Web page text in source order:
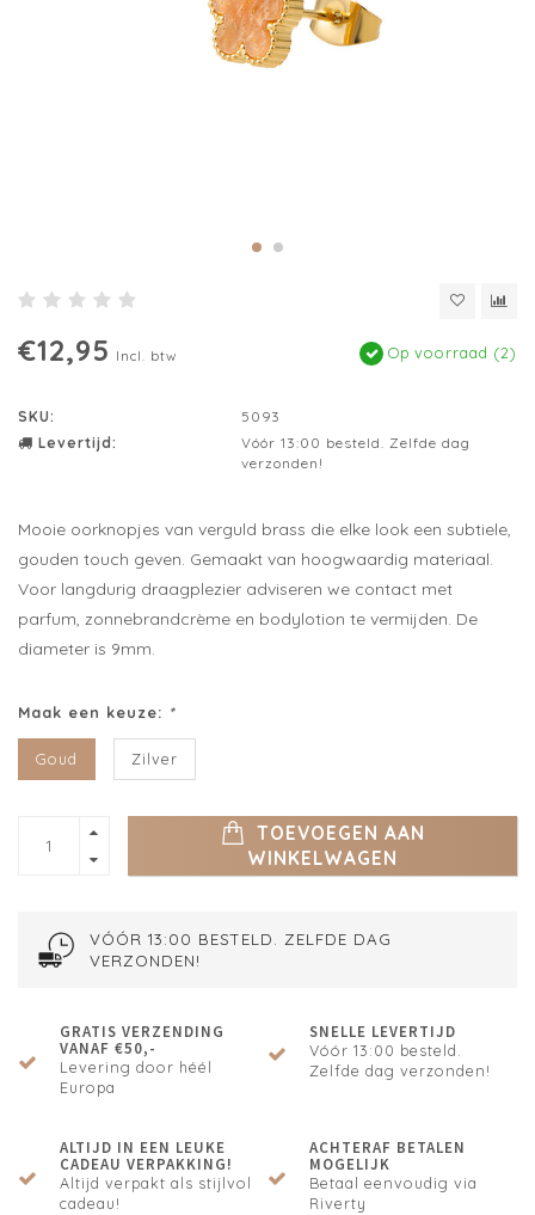
€12,95 Incl. btw Op voorraad (2)
SKU:
5093
Levertijd:
Vóór 13:00 besteld. Zelfde dag
verzonden!
Mooie oorknopjes van verguld brass die elke look een subtiele,
gouden touch geven. Gemaakt van hoogwaardig materiaal.
Voor langdurig draagplezier adviseren we contact met
parfum, zonnebrandcrème en bodylotion te vermijden. De
diameter is 9mm.
Maak een keuze: *
Goud Zilver
TOEVOEGEN AAN
WINKELWAGEN
VÓÓR 13:00 BESTELD. ZELFDE DAG
VERZONDEN!
GRATIS VERZENDING
VANAF €50,-
Levering door héél
Europa
SNELLE LEVERTIJD
Vóór 13:00 besteld.
Zelfde dag verzonden!
ALTIJD IN EEN LEUKE
CADEAU VERPAKKING!
Altijd verpakt als stijlvol
cadeau!
ACHTERAF BETALEN
MOGELIJK
Betaal eenvoudig via
Riverty